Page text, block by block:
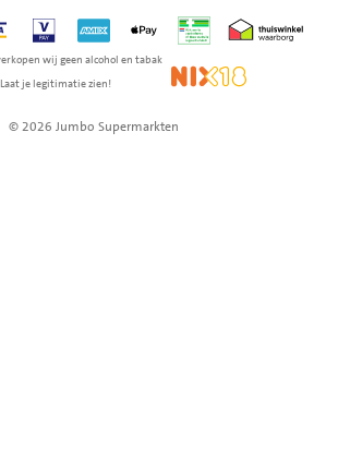
Vpay American Express
Apple Pay Thuiswinkel
wij geen alcohol en tabak
je legitimatie zien!
NIX18
© 2026 Jumbo Supermarkten